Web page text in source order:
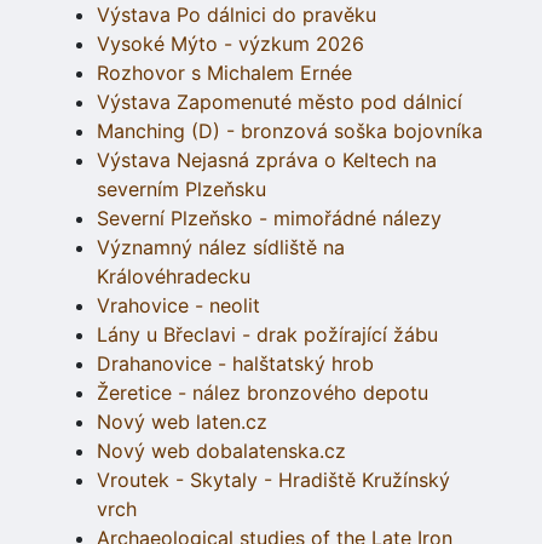
Výstava Po dálnici do pravěku
Vysoké Mýto - výzkum 2026
Rozhovor s Michalem Ernée
Výstava Zapomenuté město pod dálnicí
Manching (D) - bronzová soška bojovníka
Výstava Nejasná zpráva o Keltech na
severním Plzeňsku
Severní Plzeňsko - mimořádné nálezy
Významný nález sídliště na
Královéhradecku
Vrahovice - neolit
Lány u Břeclavi - drak požírající žábu
Drahanovice - halštatský hrob
Žeretice - nález bronzového depotu
Nový web laten.cz
Nový web dobalatenska.cz
Vroutek - Skytaly - Hradiště Kružínský
vrch
Archaeological studies of the Late Iron